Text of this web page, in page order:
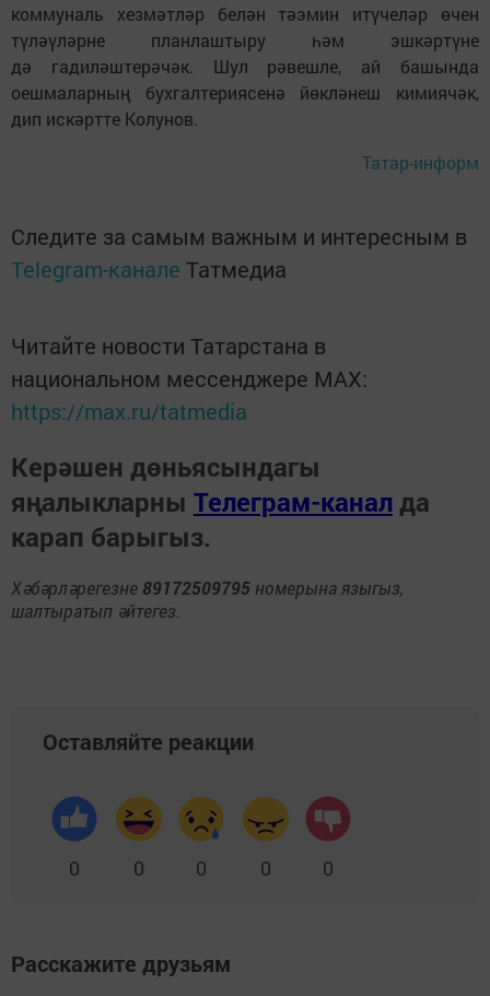
коммуналь хезмәтләр белән тәэмин итүчеләр өчен
түләүләрне планлаштыру һәм эшкәртүне
дә гадиләштерәчәк. Шул рәвешле, ай башында
оешмаларның бухгалтериясенә йөкләнеш кимиячәк,
дип искәртте Колунов.
Татар-информ
Следите за самым важным и интересным в
Telegram-канале Татмедиа
Читайте новости Татарстана в
национальном мессенджере MАХ:
https://max.ru/tatmedia
Керәшен дөньясындагы
яңалыкларны Телеграм-канал да
карап барыгыз.
Хәбәрләрегезне 89172509795 номерына языгыз,
шалтыратып әйтегез.
Оставляйте реакции
0 0 0 0 0
Расскажите друзьям